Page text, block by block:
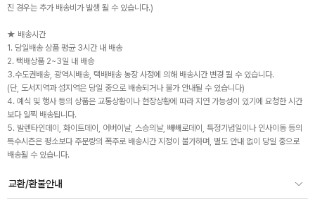
진 경우는 추가 배송비가 발생 될 수 있습니다.)
★ 배송시간
1. 당일배송 상품 평균 3시간 내 배송
2. 택배상품 2~3일 내 배송
3.수도권배송, 광역시배송, 택배배송 농장 사정에 의해 배송시간 변경 될 수 있습니다.
(단, 도서지역과 섬지역은 당일 중으로 배송되거나 불가 안내될 수 있습니다)
4. 예식 및 행사 등의 상품은 교통상황이나 현장상황에 따라 지연 가능성이 있기에 요청한 시간
보다 일찍 배송됩니다.
5. 발렌타인데이, 화이트데이, 어버이날, 스승의날, 빼빼로데이, 특정기념일이나 인사이동 등의
특수시즌은 평소보다 주문량의 폭주로 배송시간 지정이 불가하며, 별도 안내 없이 당일 중으로
배송될 수 있습니다.
교환/환불안내